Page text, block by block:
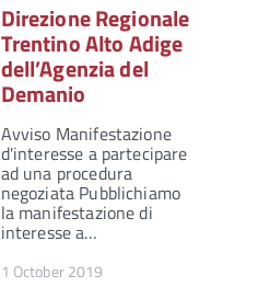
Direzione Regionale
Trentino Alto Adige
dell’Agenzia del
Demanio
Avviso Manifestazione
d'interesse a partecipare
ad una procedura
negoziata Pubblichiamo
la manifestazione di
interesse a…
1 October 2019